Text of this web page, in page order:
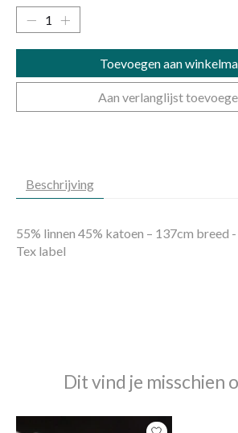
Toevoegen aan
Aan verlanglijst
Beschrijving
55% linnen 45% katoen – 137cm breed
Tex label
Dit vind je misschien
Items van productcarrousel